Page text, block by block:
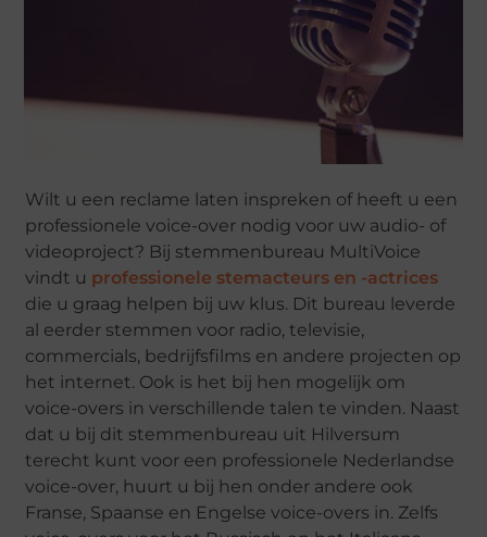
Wilt u een reclame laten inspreken of heeft u een
professionele voice-over nodig voor uw audio- of
videoproject? Bij stemmenbureau MultiVoice
vindt u professionele stemacteurs en -actrices
die u graag helpen bij uw klus. Dit bureau leverde
al eerder stemmen voor radio, televisie,
commercials, bedrijfsfilms en andere projecten op
het internet. Ook is het bij hen mogelijk om
voice-overs in verschillende talen te vinden. Naast
dat u bij dit stemmenbureau uit Hilversum
terecht kunt voor een professionele Nederlandse
voice-over, huurt u bij hen onder andere ook
Franse, Spaanse en Engelse voice-overs in. Zelfs